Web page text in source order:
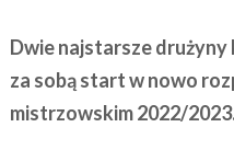
Dwie najstarsze drużyny
za sobą start w nowo
mistrzowskim 2022/